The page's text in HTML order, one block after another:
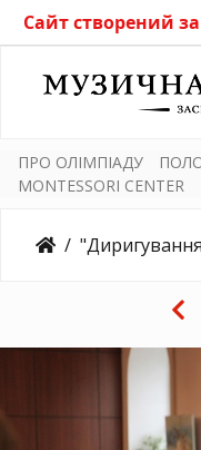
Сайт створений
ПРО ОЛІМПІАДУ
MONTESSORI CENTER
"Диригування"